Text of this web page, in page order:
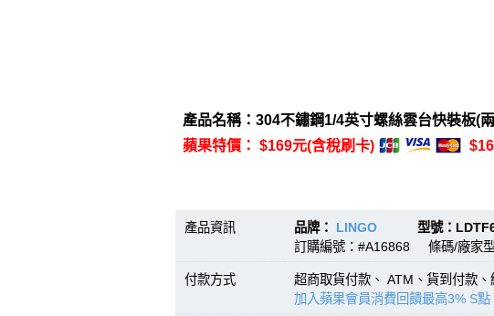
產品名稱：304不鏽鋼1/4英寸螺絲雲台快裝板(
蘋果特價： $169元(含稅刷卡)
產品資訊 品牌： LINGO 型號：
訂購編號：#A16868 條碼/廠家
付款方式 超商取貨付款、 ATM、貨到付款、
加入蘋果會員消費回饋最高3% S點